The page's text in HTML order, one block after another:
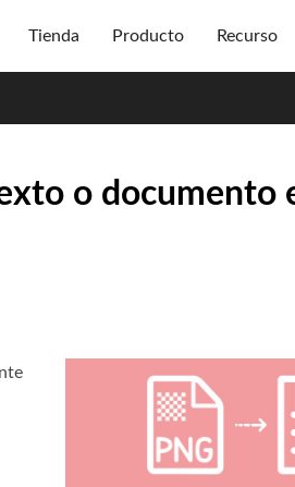
Tienda Producto Recurso
o documento